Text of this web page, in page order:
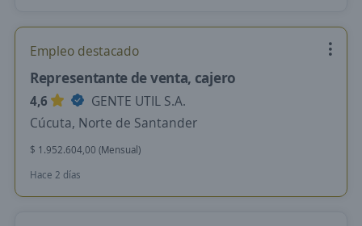
Empleo destacado
Representante de venta, cajero
4,6
GENTE UTIL S.A.
Cúcuta, Norte de Santander
$ 1.952.604,00 (Mensual)
Hace 2 días